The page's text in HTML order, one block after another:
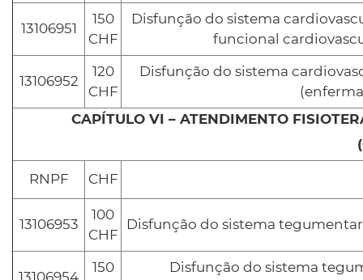
13106951
150
CHF
Disfunção do sistema
funcional
13106952
120
CHF
Disfunção do sistema
RNPF CHF
13106953
100
CHF
Disfunção do sistema
13106954
150
Disfunção do sistema